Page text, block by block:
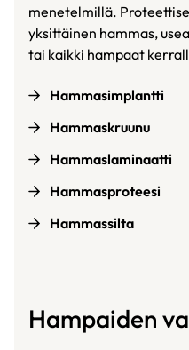
menetelmillä.
yksittäinen hammas,
tai kaikki hampaat
Hammasimplantti
Hammaskruunu
Hammaslaminaatti
Hammasproteesi
Hammassilta
Hampaiden